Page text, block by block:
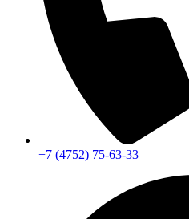
+7 (4752) 75-63-33